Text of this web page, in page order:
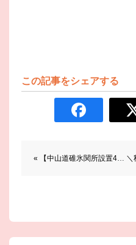
この記事をシェアする
« 【中山道碓氷関所設置400年‼︎】